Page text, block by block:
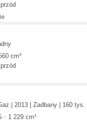
cm³
| 2013 | Zadbany | 160 tys.
1 229 cm³